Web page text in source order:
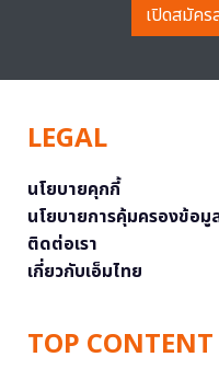
เปิดสมัคร
LEGAL
นโยบายคุกกี้
นโยบายการคุ้มครองข้อ
ติดต่อเรา
เกี่ยวกับเอ็มไทย
TOP CONTENT